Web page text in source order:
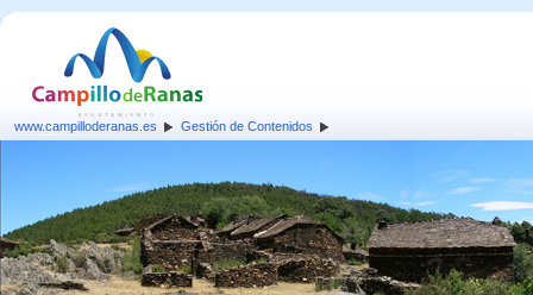
www.campilloderanas.es Gestión de Contenidos